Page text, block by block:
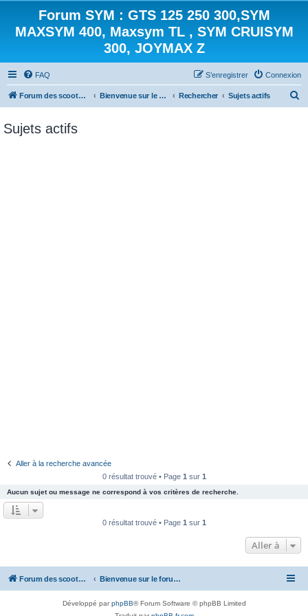
Forum SYM : GTS 125 250 300,SYM
MAXSYM 400, Maxsym TL , SYM CRUISYM
300, JOYMAX Z
FAQ Connexion
S’enregistrer
Forum des scooters SYM - GTS -MAXSYM - CRUISYM - JOYMAX - Maxsym TL Bienvenue sur le forum des scooters de la gamme SYM Rechercher Sujets actifs
Sujets actifs
Aller à la recherche avancée
0 résultat trouvé • Page 1 sur 1
Aucun sujet ou message ne correspond à vos critères de recherche.
0 résultat trouvé • Page 1 sur 1
Aller à
Forum des scooters SYM - GTS -MAXSYM - CRUISYM - JOYMAX - Maxsym TL Bienvenue sur le forum des scooters de la gamme SYM
Développé parphpBB® Forum Software © phpBB Limited